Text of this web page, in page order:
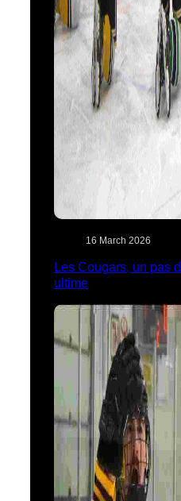
16 March 2026
Les Cougars, un pas
ultime